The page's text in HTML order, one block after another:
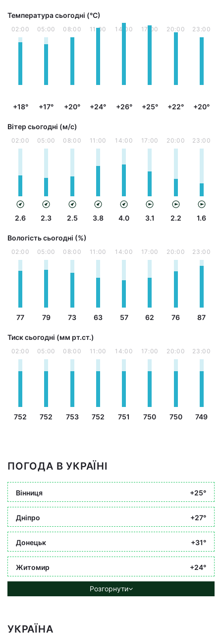
Температура сьогодні (°С)
02:00
+18°
05:00
+17°
08:00
+20°
11:00
+24°
14:00
+26°
17:00
+25°
20:00
+22°
23:00
+20°
Вітер сьогодні (м/с)
02:00
2.6
05:00
2.3
08:00
2.5
11:00
3.8
14:00
4.0
17:00
3.1
20:00
2.2
23:00
1.6
Вологість сьогодні (%)
02:00
77
05:00
79
08:00
73
11:00
63
14:00
57
17:00
62
20:00
76
23:00
87
Тиск сьогодні (мм рт.ст.)
02:00
752
05:00
752
08:00
753
11:00
752
14:00
751
17:00
750
20:00
750
23:00
749
ПОГОДА В УКРАЇНІ
Вінниця +25°
Дніпро +27°
Донецьк +31°
Житомир +24°
Розгорнути
УКРАЇНА